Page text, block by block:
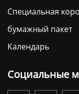
Специальная
бумажный пакет
Календарь
Социальные